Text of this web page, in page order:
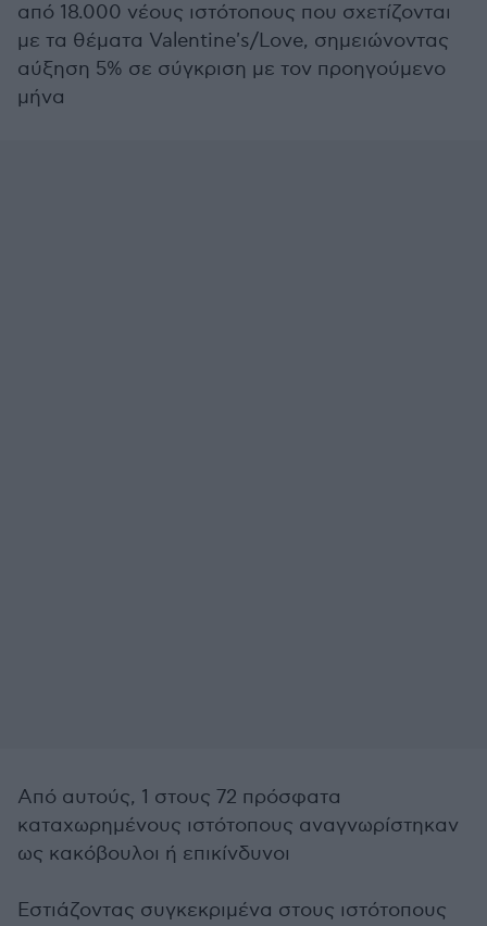
από 18.000 νέους ιστότοπους που σχετίζονται
με τα θέματα Valentine's/Love, σημειώνοντας
αύξηση 5% σε σύγκριση με τον προηγούμενο
μήνα
Από αυτούς, 1 στους 72 πρόσφατα
καταχωρημένους ιστότοπους αναγνωρίστηκαν
ως κακόβουλοι ή επικίνδυνοι
Εστιάζοντας συγκεκριμένα στους ιστότοπους